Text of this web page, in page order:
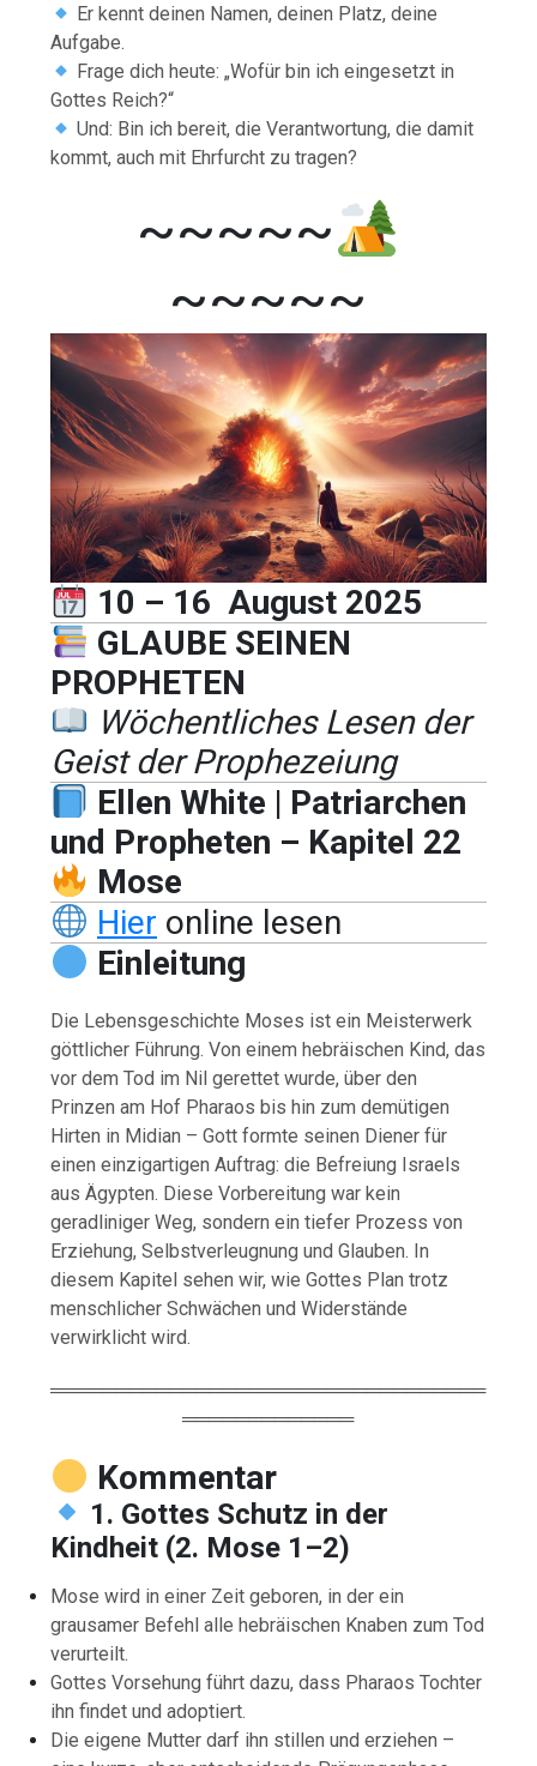
Er kennt deinen Namen, deinen Platz, deine
Aufgabe.
Frage dich heute: „Wofür bin ich eingesetzt in
Gottes Reich?“
Und: Bin ich bereit, die Verantwortung, die damit
kommt, auch mit Ehrfurcht zu tragen?
~~~~~
~~~~~
10 – 16 August 2025
GLAUBE SEINEN
PROPHETEN
Wöchentliches Lesen der
Geist der Prophezeiung
Ellen White | Patriarchen
und Propheten – Kapitel 22
Mose
Hier online lesen
Einleitung
Die Lebensgeschichte Moses ist ein Meisterwerk
göttlicher Führung. Von einem hebräischen Kind, das
vor dem Tod im Nil gerettet wurde, über den
Prinzen am Hof Pharaos bis hin zum demütigen
Hirten in Midian – Gott formte seinen Diener für
einen einzigartigen Auftrag: die Befreiung Israels
aus Ägypten. Diese Vorbereitung war kein
geradliniger Weg, sondern ein tiefer Prozess von
Erziehung, Selbstverleugnung und Glauben. In
diesem Kapitel sehen wir, wie Gottes Plan trotz
menschlicher Schwächen und Widerstände
verwirklicht wird.
═════════════════════════════════
═════════════
Kommentar
1. Gottes Schutz in der
Kindheit (2. Mose 1–2)
Mose wird in einer Zeit geboren, in der ein
grausamer Befehl alle hebräischen Knaben zum Tod
verurteilt.
Gottes Vorsehung führt dazu, dass Pharaos Tochter
ihn findet und adoptiert.
Die eigene Mutter darf ihn stillen und erziehen –